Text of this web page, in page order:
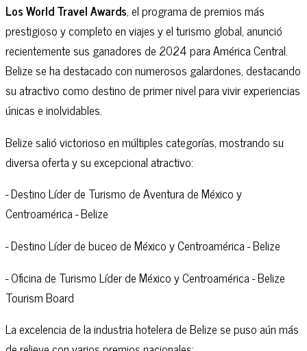
Los World Travel Awards, el programa de premios más
prestigioso y completo en viajes y el turismo global, anunció
recientemente sus ganadores de 2024 para América Central.
Belize se ha destacado con numerosos galardones, destacando
su atractivo como destino de primer nivel para vivir experiencias
únicas e inolvidables.
Belize salió victorioso en múltiples categorías, mostrando su
diversa oferta y su excepcional atractivo:
- Destino Líder de Turismo de Aventura de México y
Centroamérica - Belize
- Destino Líder de buceo de México y Centroamérica - Belize
- Oficina de Turismo Líder de México y Centroamérica - Belize
Tourism Board
La excelencia de la industria hotelera de Belize se puso aún más